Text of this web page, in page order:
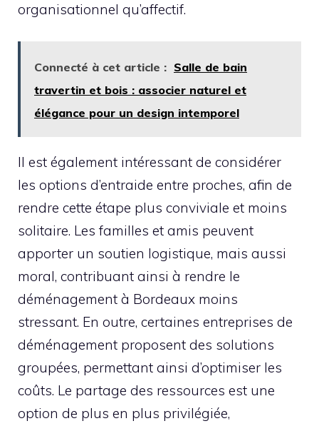
organisationnel qu’affectif.
Connecté à cet article : Salle de bain
travertin et bois : associer naturel et
élégance pour un design intemporel
Il est également intéressant de considérer
les options d’entraide entre proches, afin de
rendre cette étape plus conviviale et moins
solitaire. Les familles et amis peuvent
apporter un soutien logistique, mais aussi
moral, contribuant ainsi à rendre le
déménagement à Bordeaux moins
stressant. En outre, certaines entreprises de
déménagement proposent des solutions
groupées, permettant ainsi d’optimiser les
coûts. Le partage des ressources est une
option de plus en plus privilégiée,